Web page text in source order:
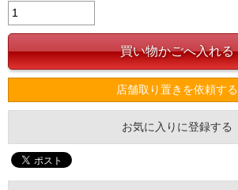
店舗取り置きを依頼する
お気に入りに登録する